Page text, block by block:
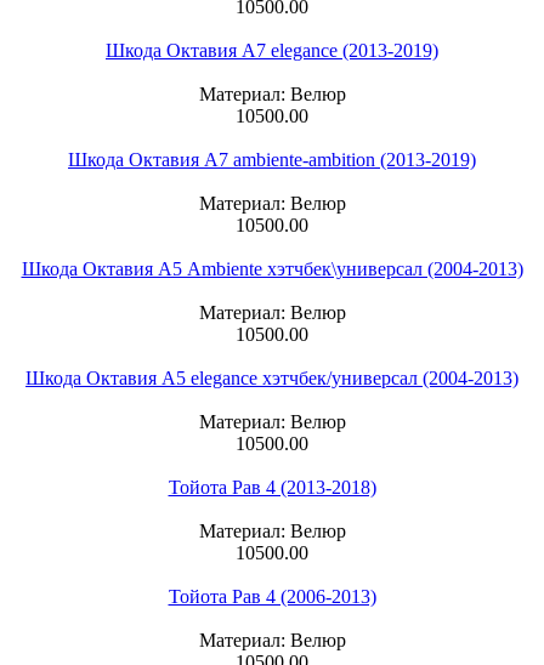
10500.00
Шкода Октавия А7 elegance (2013-2019)
Материал: Велюр
10500.00
Шкода Октавия А7 ambiente-ambition (2013-2019)
Материал: Велюр
10500.00
Шкода Октавия А5 Ambiente хэтчбек\универсал (2004-2013)
Материал: Велюр
10500.00
Шкода Октавия А5 elegance хэтчбек/универсал (2004-2013)
Материал: Велюр
10500.00
Тойота Рав 4 (2013-2018)
Материал: Велюр
10500.00
Тойота Рав 4 (2006-2013)
Материал: Велюр